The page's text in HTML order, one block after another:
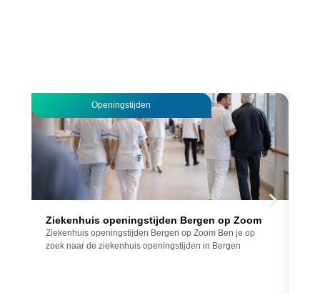
Openingstijden
Ziekenhuis openingstijden Bergen op Zoom
Ziekenhuis openingstijden Bergen op Zoom Ben je op
zoek naar de ziekenhuis openingstijden in Bergen